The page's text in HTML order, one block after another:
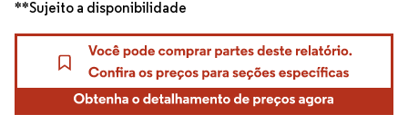
**Sujeito a disponibilidade